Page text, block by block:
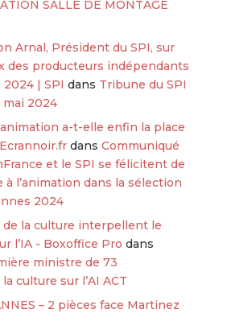
SALLE DE MONTAGE
Arnal, Président du SPI, sur
des producteurs indépendants
2024 | SPI dans Tribune du SPI
mai 2024
a-t-elle enfin la place
dans Communiqué
et le SPI se félicitent de
à l’animation dans la sélection
2024
la culture interpellent le
l’IA - Boxoffice Pro dans
ministre de 73
culture sur l’AI ACT
– 2 pièces face Martinez